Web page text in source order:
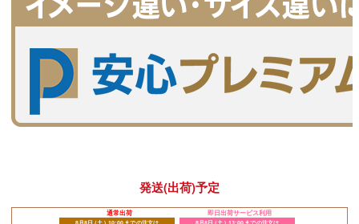
発送(出荷)予定
通常出荷 即日出荷サービス利用